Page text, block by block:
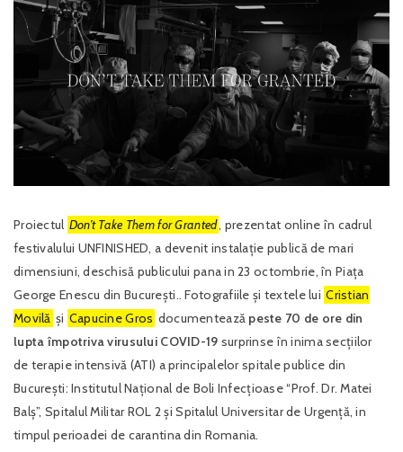
Proiectul Don’t Take Them for Granted, prezentat online în cadrul
festivalului UNFINISHED, a devenit instalație publică de mari
dimensiuni, deschisă publicului pana in 23 octombrie, în Piața
George Enescu din București.. Fotografiile și textele lui Cristian
Movilă și Capucine Gros documentează peste 70 de ore din
lupta împotriva virusului COVID-19 surprinse în inima secțiilor
de terapie intensivă (ATI) a principalelor spitale publice din
București: Institutul Național de Boli Infecțioase “Prof. Dr. Matei
Balș”, Spitalul Militar ROL 2 și Spitalul Universitar de Urgență, in
timpul perioadei de carantina din Romania.